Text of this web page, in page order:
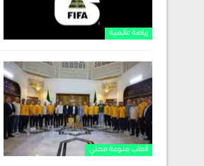
رياضة عالمية
ألعاب منوعة محلي